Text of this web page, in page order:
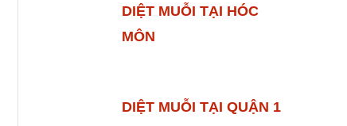
DIỆT MUỖI TẠI HÓC
MÔN
DIỆT MUỖI TẠI QUẬN 1